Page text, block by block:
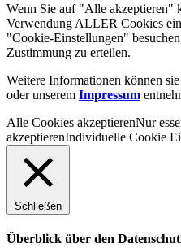
Wenn Sie auf "Alle akzeptieren"
Verwendung ALLER Cookies
"Cookie-Einstellungen"
Zustimmung zu erteilen.
Weitere Informationen können
oder unserem Impressum
Alle Cookies akzeptierenNur
akzeptierenIndividuelle Cookie
Schließen
Überblick über den